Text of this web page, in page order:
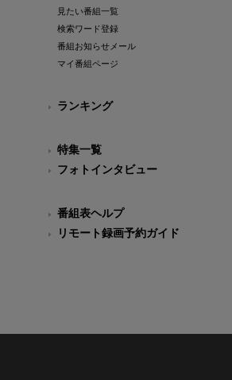
見たい番組一覧
検索ワード登録
番組お知らせメール
マイ番組ページ
ランキング
特集一覧
フォトインタビュー
番組表ヘルプ
リモート録画予約ガイド